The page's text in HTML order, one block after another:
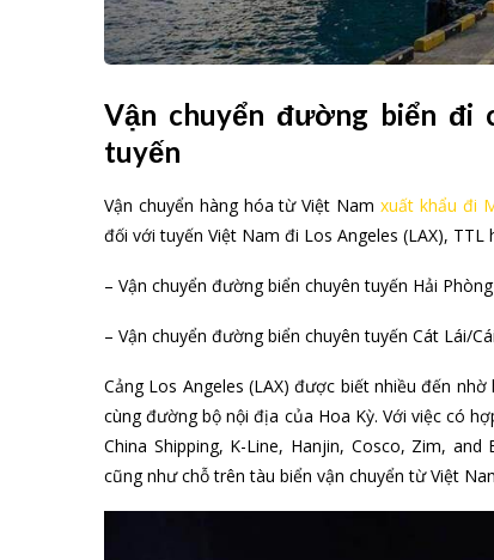
Vận chuyển đường biển đi
tuyến
Vận chuyển hàng hóa từ Việt Namxuất khẩu đi
đối với tuyến Việt Nam đi Los Angeles (LAX),
– Vận chuyển đường biển chuyên tuyến Hải
– Vận chuyển đường biển chuyên tuyến Cát Lái/
Cảng Los Angeles (LAX) được biết nhiều đến
cùng đường bộ nội địa của Hoa Kỳ. Với việc có
China Shipping, K-Line, Hanjin, Cosco, Zim,
cũng như chỗ trên tàu biển vận chuyển từ Việt